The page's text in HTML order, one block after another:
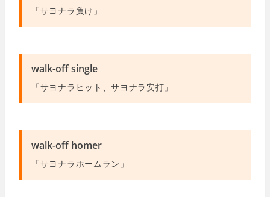
「サヨナラ負け」
walk-off single
「サヨナラヒット、サヨナラ安打」
walk-off homer
「サヨナラホームラン」